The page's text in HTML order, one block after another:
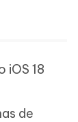
iOS 18
de